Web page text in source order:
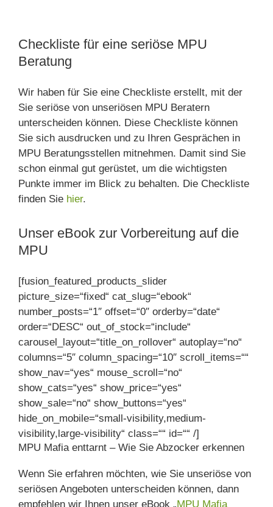
Checkliste für eine seriöse MPU
Beratung
Wir haben für Sie eine Checkliste erstellt, mit der
Sie seriöse von unseriösen MPU Beratern
unterscheiden können. Diese Checkliste können
Sie sich ausdrucken und zu Ihren Gesprächen in
MPU Beratungsstellen mitnehmen. Damit sind Sie
schon einmal gut gerüstet, um die wichtigsten
Punkte immer im Blick zu behalten. Die Checkliste
finden Sie hier.
Unser eBook zur Vorbereitung auf die
MPU
[fusion_featured_products_slider
picture_size=“fixed“ cat_slug=“ebook“
number_posts=“1″ offset=“0″ orderby=“date“
order=“DESC“ out_of_stock=“include“
carousel_layout=“title_on_rollover“ autoplay=“no“
columns=“5″ column_spacing=“10″ scroll_items=““
show_nav=“yes“ mouse_scroll=“no“
show_cats=“yes“ show_price=“yes“
show_sale=“no“ show_buttons=“yes“
hide_on_mobile=“small-visibility,medium-
visibility,large-visibility“ class=““ id=““ /]
MPU Mafia enttarnt – Wie Sie Abzocker erkennen
Wenn Sie erfahren möchten, wie Sie unseriöse von
seriösen Angeboten unterscheiden können, dann
empfehlen wir Ihnen unser eBook „MPU Mafia